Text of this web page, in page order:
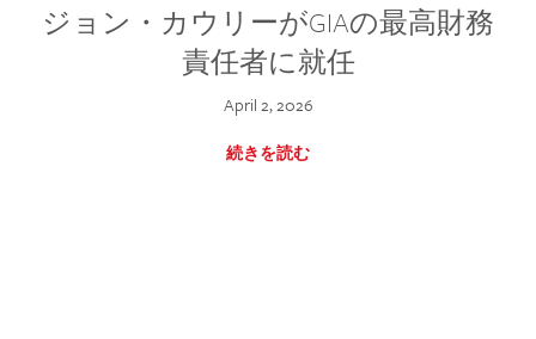
ジョン・カウリーがGIAの最高財務
責任者に就任
April 2, 2026
続きを読む